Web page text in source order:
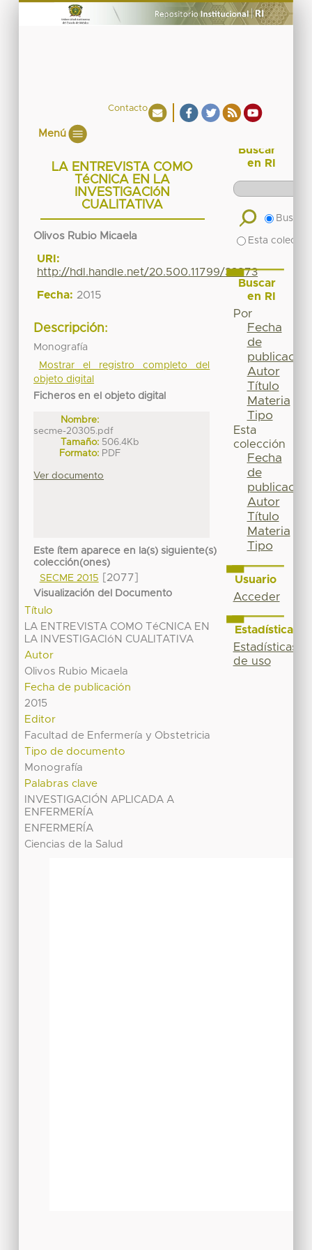
Contacto
Menú
LA ENTREVISTA COMO
TéCNICA EN LA
INVESTIGACIóN
CUALITATIVA
Olivos Rubio Micaela
URI:
http://hdl.handle.net/20.500.11799/33873
Fecha: 2015
Descripción:
Monografía
Mostrar el registro completo del
objeto digital
Ficheros en el objeto digital
Nombre:
secme-20305.pdf
Tamaño: 506.4Kb
Formato: PDF
Ver documento
Este ítem aparece en la(s) siguiente(s)
colección(ones)
SECME 2015
[2077]
Visualización del Documento
Título
LA ENTREVISTA COMO TéCNICA EN
LA INVESTIGACIóN CUALITATIVA
Autor
Olivos Rubio Micaela
Fecha de publicación
2015
Editor
Facultad de Enfermería y Obstetricia
Tipo de documento
Monografía
Palabras clave
INVESTIGACIÓN APLICADA A
ENFERMERÍA
ENFERMERÍA
Ciencias de la Salud
Buscar
en RI
Buscar
Esta
Buscar
en RI
Por
Fecha
de
publicación
Autor
Título
Materia
Tipo
Esta
colección
Fecha
de
publicación
Autor
Título
Materia
Tipo
Usuario
Acceder
Estadísticas
Estadísticas
de uso